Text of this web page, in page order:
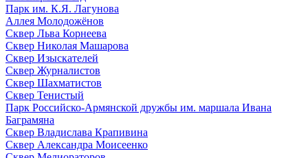
Парк им. К.Я. Лагунова
Аллея Молодожёнов
Сквер Льва Корнеева
Сквер Николая Машарова
Сквер Изыскателей
Сквер Журналистов
Сквер Шахматистов
Сквер Тенистый
Парк Российско-Армянской дружбы им. маршала Ивана
Баграмяна
Сквер Владислава Крапивина
Сквер Александра Моисеенко